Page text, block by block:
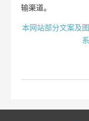
输渠道。
本网站部分文案及